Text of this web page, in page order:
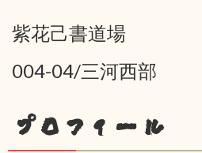
紫花己書道場
004-04/三河西部
プロフィール